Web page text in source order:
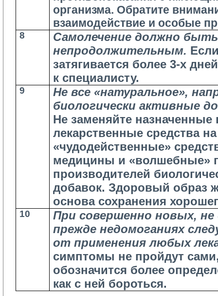
организма. Обратите
взаимодействие и особые
8
Самолечение должно быть
непродолжительным.
затягивается более 3-х
к специалисту.
9
Не все «натуральное»,
биологически активные
Не заменяйте назначенные
лекарственные средства на
«чудодейственные»
медицины и «волшебные»
производителей
добавок. Здоровый образ
основа сохранения
10
При совершенно новых, не
прежде недомоганиях
от применения любых
симптомы не пройдут
обозначится более
как с ней бороться.